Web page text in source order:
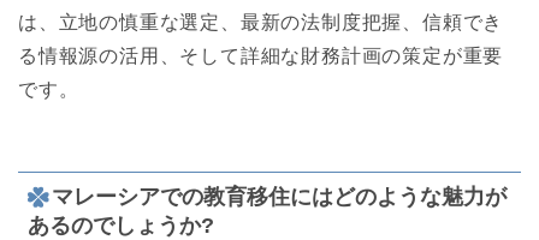
は、立地の慎重な選定、最新の法制度把握、信頼でき
る情報源の活用、そして詳細な財務計画の策定が重要
です。
マレーシアでの教育移住にはどのような魅力が
あるのでしょうか?